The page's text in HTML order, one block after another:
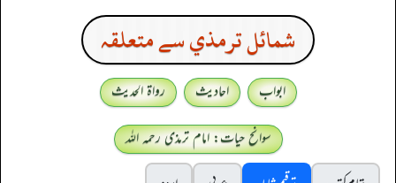
شمائل ترمذي سے متعلقہ
ابواب احادیث
رواۃ الحدیث
سوانح حیات: امام ترمذی رحمہ اللہ